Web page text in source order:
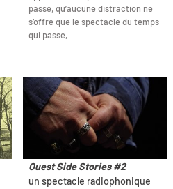
passe, qu’aucune distraction ne
s’offre que le spectacle du temps
qui passe,
Ouest Side Stories #2
un spectacle radiophonique